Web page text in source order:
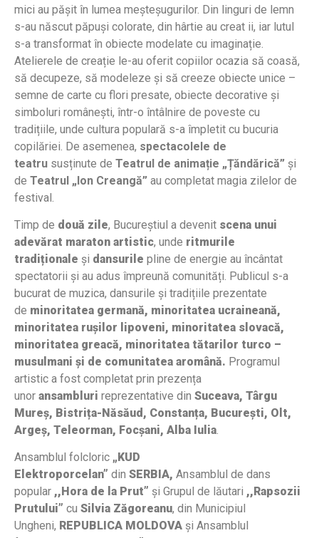
mici au pășit în lumea meșteșugurilor. Din linguri de lemn
s-au născut păpuși colorate, din hârtie au creat ii, iar lutul
s-a transformat în obiecte modelate cu imaginație.
Atelierele de creație le-au oferit copiilor ocazia să coasă,
să decupeze, să modeleze și să creeze obiecte unice –
semne de carte cu flori presate, obiecte decorative și
simboluri românești, într-o întâlnire de poveste cu
tradițiile, unde cultura populară s-a împletit cu bucuria
copilăriei. De asemenea, spectacolele de
teatru susținute de Teatrul de animație „Țăndărică” și
de Teatrul „Ion Creangă” au completat magia zilelor de
festival.
Timp de două zile, Bucureștiul a devenit scena unui
adevărat maraton artistic, unde ritmurile
tradiționale și dansurile pline de energie au încântat
spectatorii și au adus împreună comunități. Publicul s-a
bucurat de muzica, dansurile și tradițiile prezentate
de minoritatea germană, minoritatea ucraineană,
minoritatea rușilor lipoveni, minoritatea slovacă,
minoritatea greacă, minoritatea tătarilor turco –
musulmani și de comunitatea aromână. Programul
artistic a fost completat prin prezența
unor ansambluri reprezentative din Suceava, Târgu
Mureș, Bistrița-Năsăud, Constanța, București, Olt,
Argeș, Teleorman, Focșani, Alba Iulia.
Ansamblul folcloric „KUD
Elektroporcelan” din SERBIA, Аnsаmblul de dans
роpular ,,Ноrа de la Рrut” și Grupul de lăutari ,,Rapsozii
Рrutului” cu Silvia Zăgoreanu, din Municipiul
Ungheni, REPUBLICA MOLDOVA și Ansamblul